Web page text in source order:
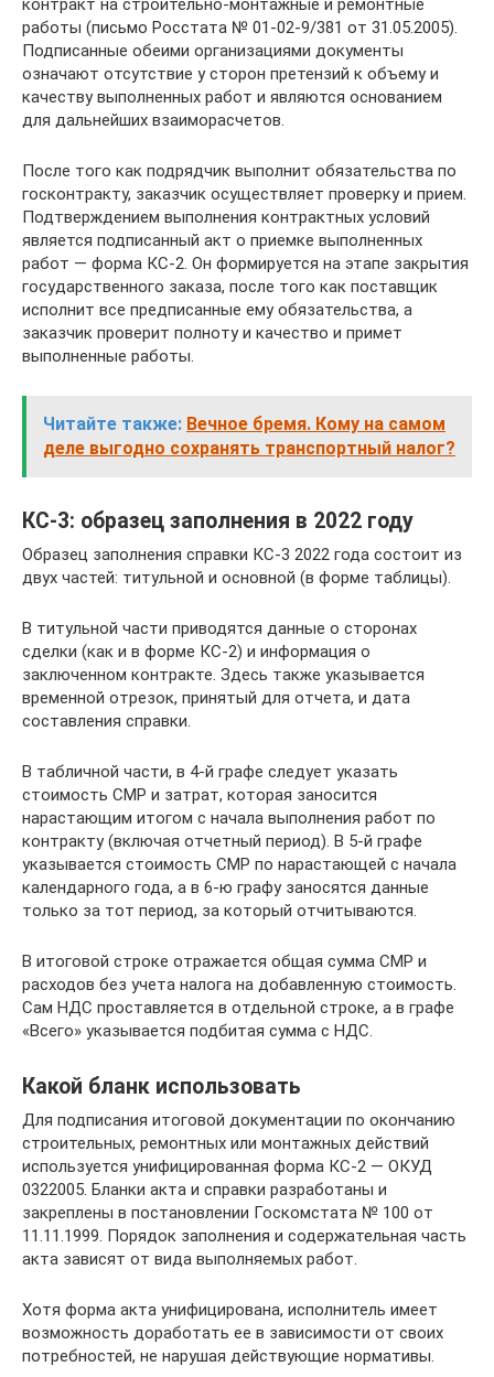
контракт на строительно-монтажные и ремонтные
работы (письмо Росстата № 01-02-9/381 от 31.05.2005).
Подписанные обеими организациями документы
означают отсутствие у сторон претензий к объему и
качеству выполненных работ и являются основанием
для дальнейших взаиморасчетов.
После того как подрядчик выполнит обязательства по
госконтракту, заказчик осуществляет проверку и прием.
Подтверждением выполнения контрактных условий
является подписанный акт о приемке выполненных
работ — форма КС-2. Он формируется на этапе закрытия
государственного заказа, после того как поставщик
исполнит все предписанные ему обязательства, а
заказчик проверит полноту и качество и примет
выполненные работы.
Читайте также: Вечное бремя. Кому на самом
деле выгодно сохранять транспортный налог?
КС-3: образец заполнения в 2022 году
Образец заполнения справки КС-3 2022 года состоит из
двух частей: титульной и основной (в форме таблицы).
В титульной части приводятся данные о сторонах
сделки (как и в форме КС-2) и информация о
заключенном контракте. Здесь также указывается
временной отрезок, принятый для отчета, и дата
составления справки.
В табличной части, в 4-й графе следует указать
стоимость СМР и затрат, которая заносится
нарастающим итогом с начала выполнения работ по
контракту (включая отчетный период). В 5-й графе
указывается стоимость СМР по нарастающей с начала
календарного года, а в 6-ю графу заносятся данные
только за тот период, за который отчитываются.
В итоговой строке отражается общая сумма СМР и
расходов без учета налога на добавленную стоимость.
Сам НДС проставляется в отдельной строке, а в графе
«Всего» указывается подбитая сумма с НДС.
Какой бланк использовать
Для подписания итоговой документации по окончанию
строительных, ремонтных или монтажных действий
используется унифицированная форма КС-2 — ОКУД
0322005. Бланки акта и справки разработаны и
закреплены в постановлении Госкомстата № 100 от
11.11.1999. Порядок заполнения и содержательная часть
акта зависят от вида выполняемых работ.
Хотя форма акта унифицирована, исполнитель имеет
возможность доработать ее в зависимости от своих
потребностей, не нарушая действующие нормативы.